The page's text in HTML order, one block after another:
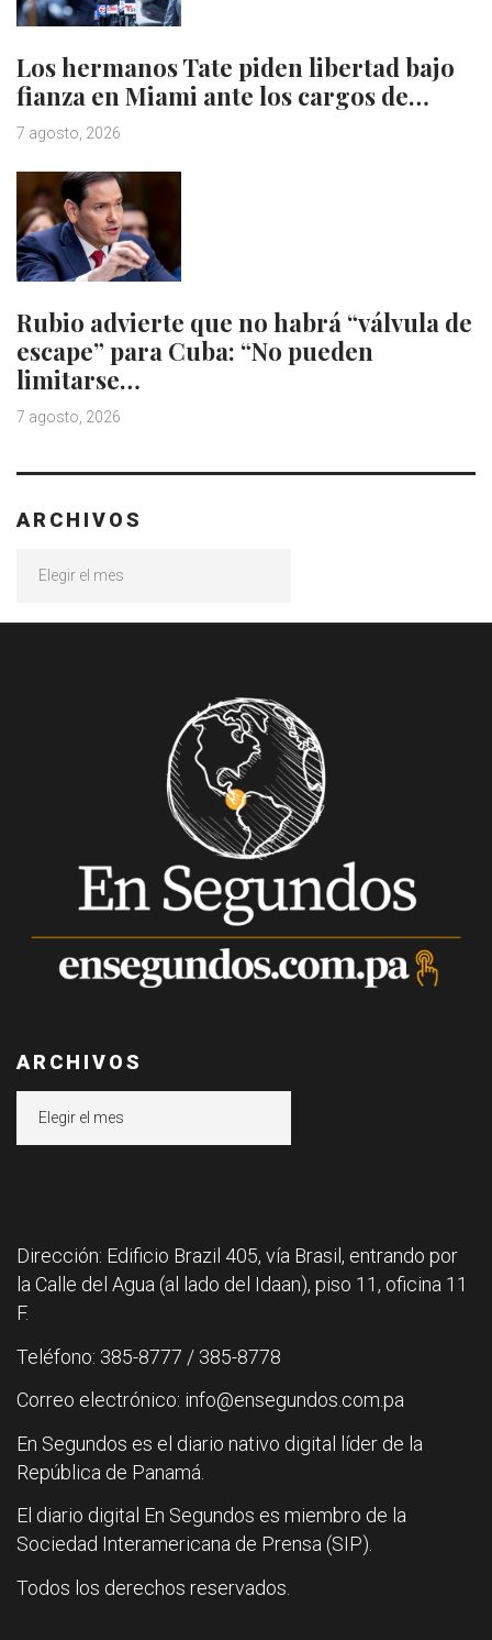
Los hermanos Tate piden libertad bajo
fianza en Miami ante los cargos de…
7 agosto, 2026
Rubio advierte que no habrá “válvula de
escape” para Cuba: “No pueden
limitarse…
7 agosto, 2026
ARCHIVOS
ARCHIVOS
Dirección: Edificio Brazil 405, vía Brasil, entrando por
la Calle del Agua (al lado del Idaan), piso 11, oficina 11
F.
Teléfono: 385-8777 / 385-8778
Correo electrónico: info@ensegundos.com.pa
En Segundos es el diario nativo digital líder de la
República de Panamá.
El diario digital En Segundos es miembro de la
Sociedad Interamericana de Prensa (SIP).
Todos los derechos reservados.